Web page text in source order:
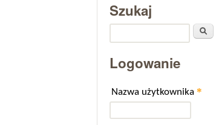
Szukaj
Logowanie
Nazwa użytkownika *